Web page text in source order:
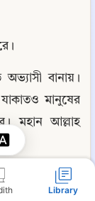
Library
বানায়।
মানুষের
মহান আল্লাহ
خُذْ مِنْ أَمْوَالِهِمْ